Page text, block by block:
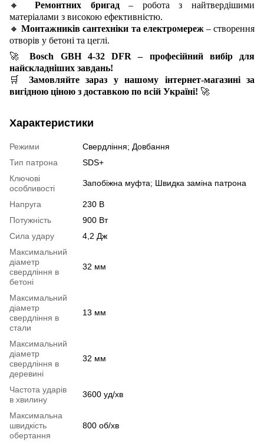
🔸 Ремонтних бригад– робота з найтвердішими
матеріалами з високою ефективністю.
🔸 Монтажників сантехніки та електромереж– створення
отворів у бетоні та цеглі.
🚀
Bosch GBH 4-32 DFR – професійний вибір для
найскладніших завдань!
🛒
Замовляйте зараз у нашому інтернет-магазині за
вигідною ціною з доставкою по всій Україні! 🚀
Характеристики
Режими
Свердління; Довбання
Тип патрона
SDS+
Ключові
особливості
Запобіжна муфта; Швидка заміна патрона
Напруга
230 В
Потужність
900 Вт
Сила удару
4,2 Дж
Максимальний
діаметр
свердління в
бетоні
32 мм
Максимальний
діаметр
свердління в
стали
13 мм
Максимальний
діаметр
свердління в
деревині
32 мм
Частота ударів
в хвилину
3600 уд/хв
Максимальна
швидкість
обертання
800 об/хв